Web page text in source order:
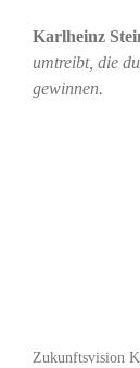
Karlheinz
umtreibt, die
gewinnen.
Zukunftsvision